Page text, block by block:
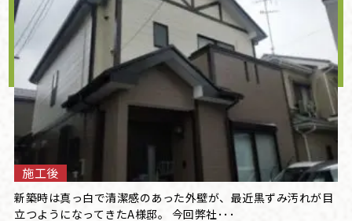
施工後
新築時は真っ白で清潔感のあった外壁が、最近黒ずみ汚れが目
立つようになってきたA様邸。 今回弊社･･･